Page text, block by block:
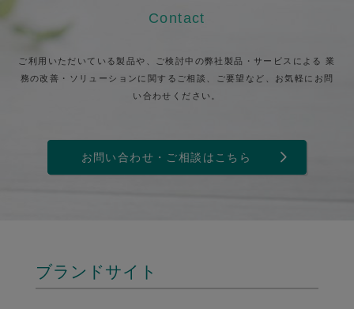
Contact
ご利用いただいている製品や、ご検討中の弊社製品・サービスによる 業
務の改善・ソリューションに関するご相談、ご要望など、お気軽にお問
い合わせください。
お問い合わせ・ご相談はこちら
ブランドサイト